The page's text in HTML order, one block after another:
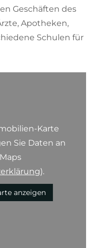
Geschäften des
Apotheken,
Schulen für
Karte
Sie Daten an
).
anzeigen